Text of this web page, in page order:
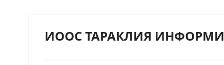
ИООС ТАРАКЛИЯ